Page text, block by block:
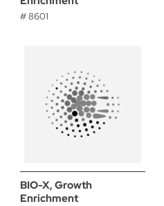
# 8601
BIO-X, Growth
Enrichment